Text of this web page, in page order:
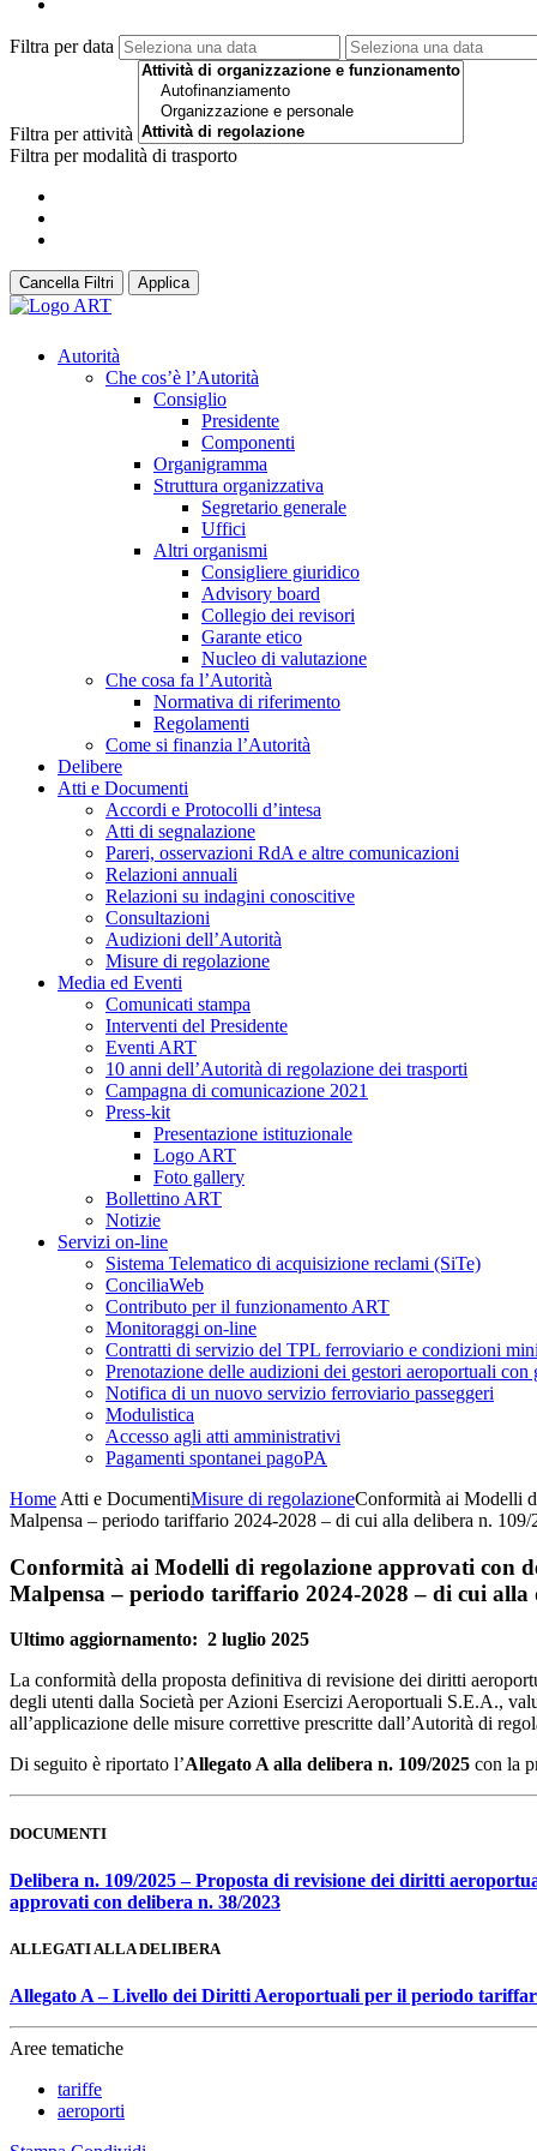
Filtra per data
Filtra per attività
Filtra per modalità di trasporto
Cancella Filtri Applica
Autorità
Che cos’è l’Autorità
Consiglio
Presidente
Componenti
Organigramma
Struttura organizzativa
Segretario generale
Uffici
Altri organismi
Consigliere giuridico
Advisory board
Collegio dei revisori
Garante etico
Nucleo di valutazione
Che cosa fa l’Autorità
Normativa di riferimento
Regolamenti
Come si finanzia l’Autorità
Delibere
Atti e Documenti
Accordi e Protocolli d’intesa
Atti di segnalazione
Pareri, osservazioni RdA e altre comunicazioni
Relazioni annuali
Relazioni su indagini conoscitive
Consultazioni
Audizioni dell’Autorità
Misure di regolazione
Media ed Eventi
Comunicati stampa
Interventi del Presidente
Eventi ART
10 anni dell’Autorità di regolazione dei trasporti
Campagna di comunicazione 2021
Press-kit
Presentazione istituzionale
Logo ART
Foto gallery
Bollettino ART
Notizie
Servizi on-line
Sistema Telematico di acquisizione reclami (SiTe)
ConciliaWeb
Contributo per il funzionamento ART
Monitoraggi on-line
Contratti di servizio del TPL ferroviario e condizioni
Prenotazione delle audizioni dei gestori aeroportuali con
Notifica di un nuovo servizio ferroviario passeggeri
Modulistica
Accesso agli atti amministrativi
Pagamenti spontanei pagoPA
Home Atti e DocumentiMisure di regolazioneConformità ai Modelli
Malpensa – periodo tariffario 2024-2028 – di cui alla delibera n. 109/
Conformità ai Modelli di regolazione approvati con
Malpensa – periodo tariffario 2024-2028 – di cui alla
Ultimo aggiornamento: 2 luglio 2025
La conformità della proposta definitiva di revisione dei diritti
degli utenti dalla Società per Azioni Esercizi Aeroportuali S.E.A.,
all’applicazione delle misure correttive prescritte dall’Autorità di
Di seguito è riportato l’Allegato A alla delibera n. 109/2025 con la
DOCUMENTI
Delibera n. 109/2025 –Proposta di revisione dei diritti
approvati con delibera n. 38/2023
ALLEGATI ALLA DELIBERA
Allegato A – Livello dei Diritti Aeroportuali per il periodo
Aree tematiche
tariffe
aeroporti